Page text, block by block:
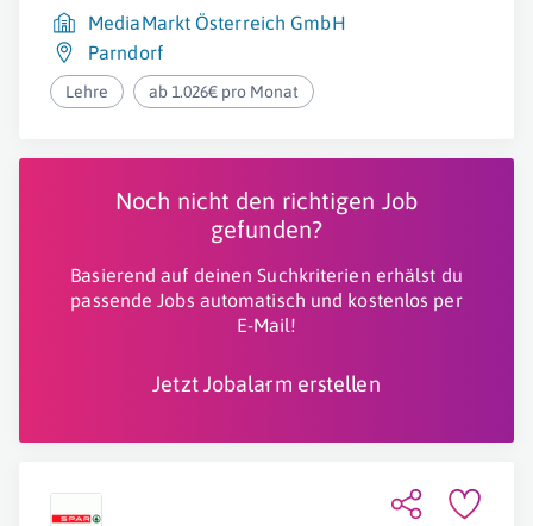
MediaMarkt Österreich GmbH
Parndorf
Lehre ab 1.026€ pro Monat
Noch nicht den richtigen Job
gefunden?
Basierend auf deinen Suchkriterien erhälst du
passende Jobs automatisch und kostenlos per
E-Mail!
Jetzt Jobalarm erstellen